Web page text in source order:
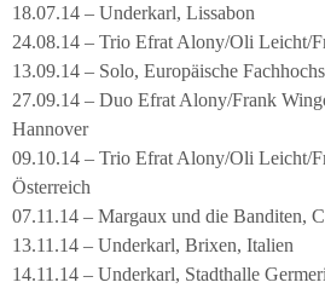
18.07.14 – Underkarl, Lissabon
24.08.14 – Trio Efrat Alony/Oli Leicht/
13.09.14 – Solo, Europäische
27.09.14 – Duo Efrat Alony/Frank
Hannover
09.10.14 – Trio Efrat Alony/Oli Leicht/
Österreich
07.11.14 – Margaux und die Banditen,
13.11.14 – Underkarl, Brixen, Italien
14.11.14 – Underkarl, Stadthalle